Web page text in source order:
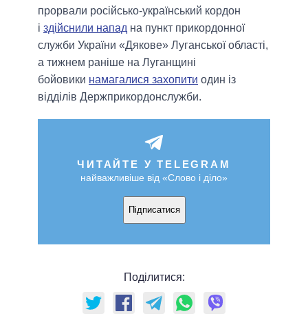
прорвали російсько-український кордон
і здійснили напад на пункт прикордонної
служби України «Дякове» Луганської області,
а тижнем раніше на Луганщині
бойовики намагалися захопити один із
відділів Держприкордонслужби.
ЧИТАЙТЕ У TELEGRAM
найважливіше від «Слово і діло»
Підписатися
Поділитися: